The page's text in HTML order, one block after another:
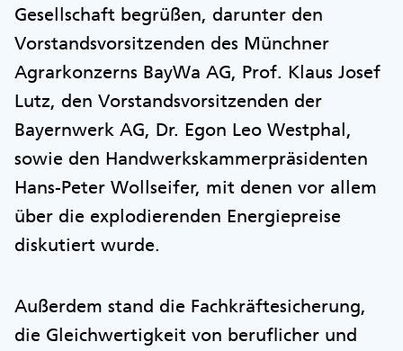
Gesellschaft begrüßen, darunter den
Vorstandsvorsitzenden des Münchner
Agrarkonzerns BayWa AG, Prof. Klaus Josef
Lutz, den Vorstandsvorsitzenden der
Bayernwerk AG, Dr. Egon Leo Westphal,
sowie den Handwerkskammerpräsidenten
Hans-Peter Wollseifer, mit denen vor allem
über die explodierenden Energiepreise
diskutiert wurde.
Außerdem stand die Fachkräftesicherung,
die Gleichwertigkeit von beruflicher und